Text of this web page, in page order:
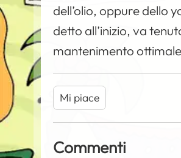
dell’olio, oppure dello
detto all’inizio, va
mantenimento
Mi piace
Commenti